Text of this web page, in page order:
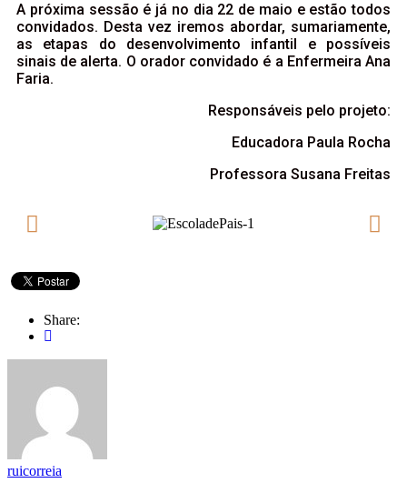
A próxima sessão é já no dia 22 de maio e estão todos
convidados. Desta vez iremos abordar, sumariamente,
as etapas do desenvolvimento infantil e possíveis
sinais de alerta. O orador convidado é a Enfermeira Ana
Faria.
Responsáveis pelo projeto:
Educadora Paula Rocha
Professora Susana Freitas
Share:
ruicorreia